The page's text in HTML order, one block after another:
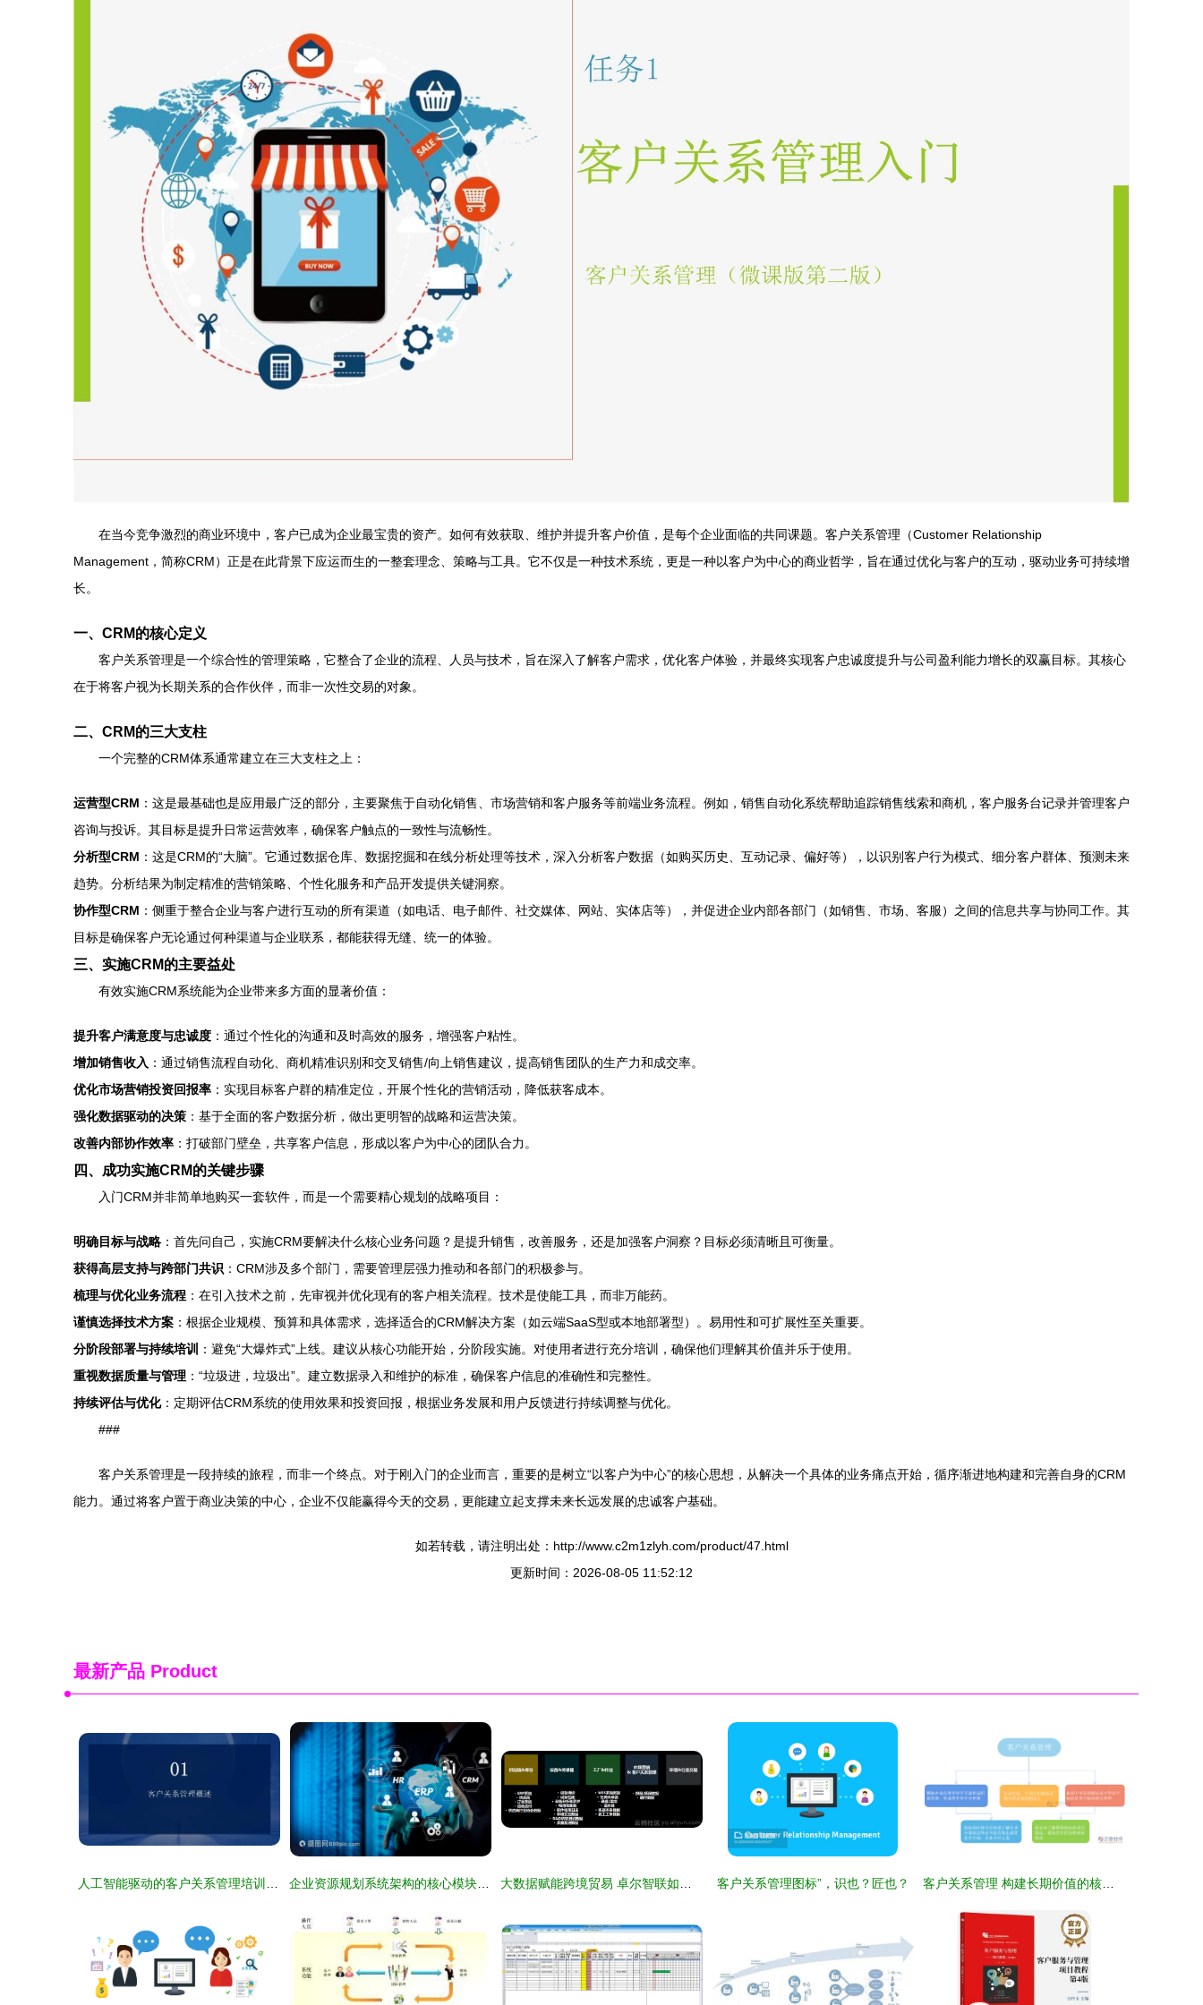
在当今竞争激烈的商业环境中，客户已成为企业最宝贵的资产。如何有效获取、维护并提升客户价值，是每个企业面临的共同课题。客户关系管理（Customer Relationship
Management，简称CRM）正是在此背景下应运而生的一整套理念、策略与工具。它不仅是一种技术系统，更是一种以客户为中心的商业哲学，旨在通过优化与客户的互动，驱动业务可持续增
长。
一、CRM的核心定义
客户关系管理是一个综合性的管理策略，它整合了企业的流程、人员与技术，旨在深入了解客户需求，优化客户体验，并最终实现客户忠诚度提升与公司盈利能力增长的双赢目标。其核心
在于将客户视为长期关系的合作伙伴，而非一次性交易的对象。
二、CRM的三大支柱
一个完整的CRM体系通常建立在三大支柱之上：
运营型CRM ：这是最基础也是应用最广泛的部分，主要聚焦于自动化销售、市场营销和客户服务等前端业务流程。例如，销售自动化系统帮助追踪销售线索和商机，客户服务台记录并管理客户
咨询与投诉。其目标是提升日常运营效率，确保客户触点的一致性与流畅性。
分析型CRM ：这是CRM的“大脑”。它通过数据仓库、数据挖掘和在线分析处理等技术，深入分析客户数据（如购买历史、互动记录、偏好等），以识别客户行为模式、细分客户群体、预测未来
趋势。分析结果为制定精准的营销策略、个性化服务和产品开发提供关键洞察。
协作型CRM ：侧重于整合企业与客户进行互动的所有渠道（如电话、电子邮件、社交媒体、网站、实体店等），并促进企业内部各部门（如销售、市场、客服）之间的信息共享与协同工作。其
目标是确保客户无论通过何种渠道与企业联系，都能获得无缝、统一的体验。
三、实施CRM的主要益处
有效实施CRM系统能为企业带来多方面的显著价值：
提升客户满意度与忠诚度 ：通过个性化的沟通和及时高效的服务，增强客户粘性。
增加销售收入 ：通过销售流程自动化、商机精准识别和交叉销售/向上销售建议，提高销售团队的生产力和成交率。
优化市场营销投资回报率 ：实现目标客户群的精准定位，开展个性化的营销活动，降低获客成本。
强化数据驱动的决策 ：基于全面的客户数据分析，做出更明智的战略和运营决策。
改善内部协作效率 ：打破部门壁垒，共享客户信息，形成以客户为中心的团队合力。
四、成功实施CRM的关键步骤
入门CRM并非简单地购买一套软件，而是一个需要精心规划的战略项目：
明确目标与战略 ：首先问自己，实施CRM要解决什么核心业务问题？是提升销售，改善服务，还是加强客户洞察？目标必须清晰且可衡量。
获得高层支持与跨部门共识 ：CRM涉及多个部门，需要管理层强力推动和各部门的积极参与。
梳理与优化业务流程 ：在引入技术之前，先审视并优化现有的客户相关流程。技术是使能工具，而非万能药。
谨慎选择技术方案 ：根据企业规模、预算和具体需求，选择适合的CRM解决方案（如云端SaaS型或本地部署型）。易用性和可扩展性至关重要。
分阶段部署与持续培训
：避免“大爆炸式”上线。建议从核心功能开始，分阶段实施。对使用者进行充分培训，确保他们理解其价值并乐于使用。
重视数据质量与管理 ：“垃圾进，垃圾出”。建立数据录入和维护的标准，确保客户信息的准确性和完整性。
持续评估与优化：定期评估CRM系统的使用效果和投资回报，根据业务发展和用户反馈进行持续调整与优化。
###
客户关系管理是一段持续的旅程，而非一个终点。对于刚入门的企业而言，重要的是树立“以客户为中心”的核心思想，从解决一个具体的业务痛点开始，循序渐进地构建和完善自身的CRM
能力。通过将客户置于商业决策的中心，企业不仅能赢得今天的交易，更能建立起支撑未来长远发展的忠诚客户基础。
如若转载，请注明出处：http://www.c2m1zlyh.com/product/47.html
更新时间：2026-08-05 11:52:12
最新产品 Product
客户关系管理图标”，识也？匠也？